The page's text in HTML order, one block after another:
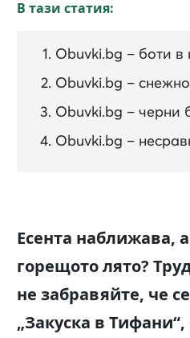
В тази статия:
Obuvki.bg – боти в
Obuvki.bg –
Obuvki.bg – черни
Obuvki.bg –
Есента наближава,
горещото лято?
не забравяйте, че
„Закуска в